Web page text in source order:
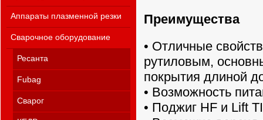
Аппараты плазменной резки
Сварочное оборудование
Ресанта
Fubag
Сварог
Преимущества
• Отличные
рутиловым,
покрытия длиной
• Возможность
• Поджиг HF и Lift